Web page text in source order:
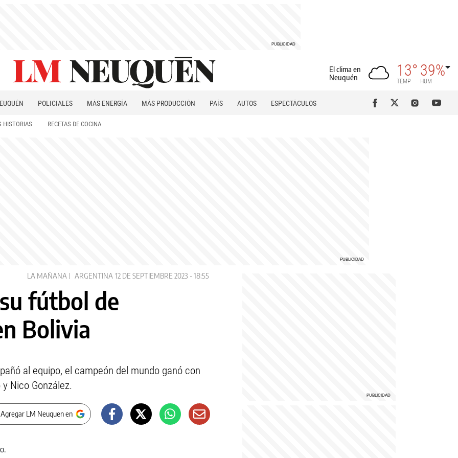
El clima en
Neuquén
13°
TEMP
39%
HUM
POLICIALES MÁS ENERGÍA MÁS PRODUCCIÓN PAÍS AUTOS
ESPECTÁCULOS
HISTORIAS RECETAS DE COCINA
LA MAÑANA ARGENTINA 12 DE SEPTIEMBRE 2023 - 18:55
fútbol de
Bolivia
al equipo, el campeón del mundo ganó con
Nico González.
LM Neuquen en